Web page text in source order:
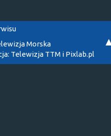
Morska
Telewizja TTM i Pixlab.pl